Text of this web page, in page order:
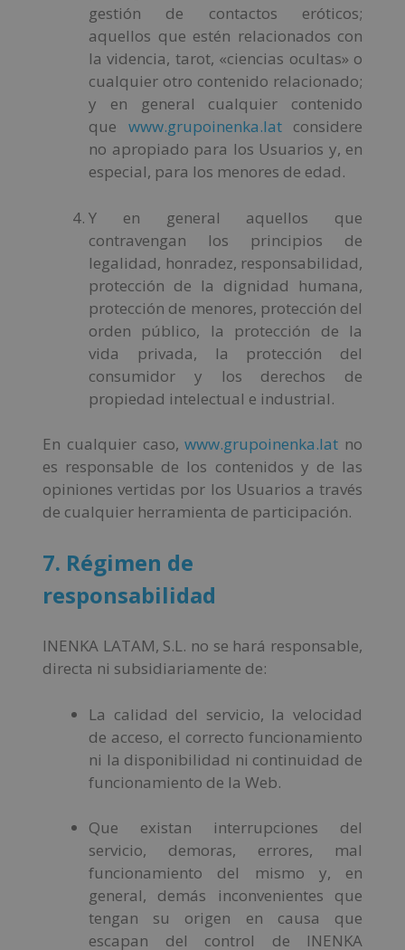
gestión de contactos eróticos;
aquellos que estén relacionados con
la videncia, tarot, «ciencias ocultas» o
cualquier otro contenido relacionado;
y en general cualquier contenido
que www.grupoinenka.latconsidere
no apropiado para los Usuarios y, en
especial, para los menores de edad.
Y en general aquellos que
contravengan los principios de
legalidad, honradez, responsabilidad,
protección de la dignidad humana,
protección de menores, protección del
orden público, la protección de la
vida privada, la protección del
consumidor y los derechos de
propiedad intelectual e industrial.
En cualquier caso,www.grupoinenka.lat no
es responsable de los contenidos y de las
opiniones vertidas por los Usuarios a través
de cualquier herramienta de participación.
7. Régimen de
responsabilidad
INENKA LATAM, S.L. no se hará responsable,
directa ni subsidiariamente de:
La calidad del servicio, la velocidad
de acceso, el correcto funcionamiento
ni la disponibilidad ni continuidad de
funcionamiento de la Web.
Que existan interrupciones del
servicio, demoras, errores, mal
funcionamiento del mismo y, en
general, demás inconvenientes que
tengan su origen en causa que
escapan del control de INENKA